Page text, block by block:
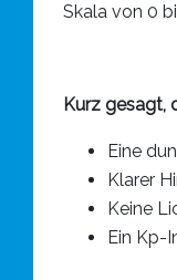
Skala von 0
Kurz gesagt,
Eine
Klarer
Keine
Ein Kp-